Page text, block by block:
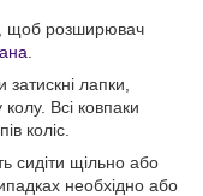
щоб розширювач
лапки,
Всі ковпаки
коліс.
сидіти щільно або
необхідно або